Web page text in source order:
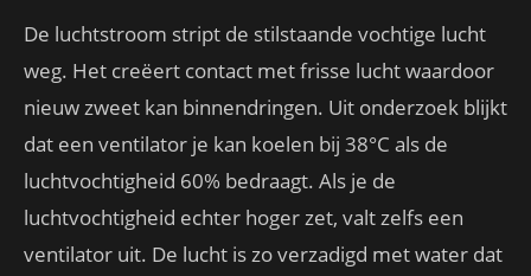
De luchtstroom stript de stilstaande vochtige lucht
weg. Het creëert contact met frisse lucht waardoor
nieuw zweet kan binnendringen. Uit onderzoek blijkt
dat een ventilator je kan koelen bij 38°C als de
luchtvochtigheid 60% bedraagt. Als je de
luchtvochtigheid echter hoger zet, valt zelfs een
ventilator uit. De lucht is zo verzadigd met water dat